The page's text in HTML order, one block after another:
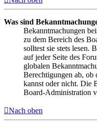
Was sind
Bekanntmachungen
zu dem Bereich des
solltest sie stets lesen.
auf jeder Seite des
globalen
Berechtigungen ab, ob
kannst oder nicht. Die
Board-Administration
Nach oben